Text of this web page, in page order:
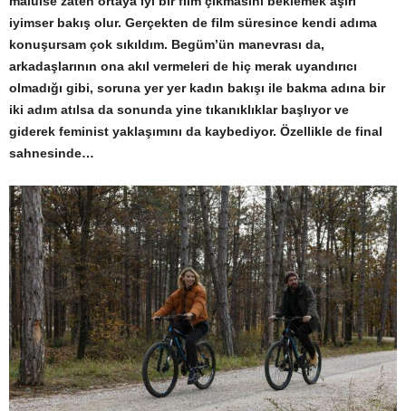
iyimser bakış olur. Gerçekten de film süresince kendi adıma
konuşursam çok sıkıldım. Begüm’ün manevrası da,
arkadaşlarının ona akıl vermeleri de hiç merak uyandırıcı
olmadığı gibi, soruna yer yer kadın bakışı ile bakma adına bir
iki adım atılsa da sonunda yine tıkanıklıklar başlıyor ve
giderek feminist yaklaşımını da kaybediyor. Özellikle de final
sahnesinde…